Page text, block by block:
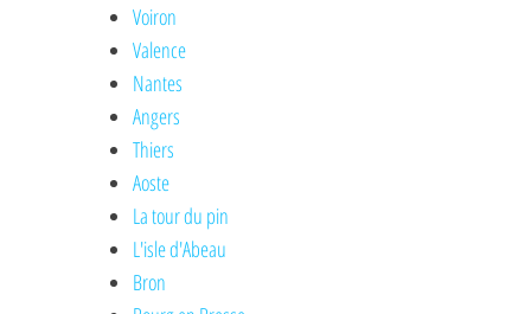
Voiron
Valence
Nantes
Angers
Thiers
Aoste
La tour du pin
L'isle d'Abeau
Bron